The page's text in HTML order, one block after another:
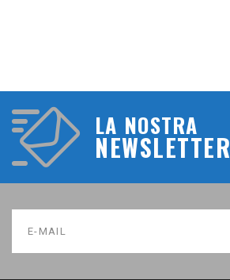
LA NOSTRA
NEWSLETTER